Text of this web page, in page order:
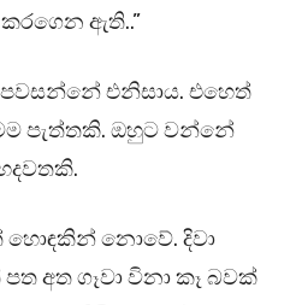
ඇති..”
එනිසාය. එහෙත්
පැත්තකි. ඔහුට වන්නේ
හොඳකින් නොවේ. දිවා
අත ගෑවා විනා කෑ බවක්